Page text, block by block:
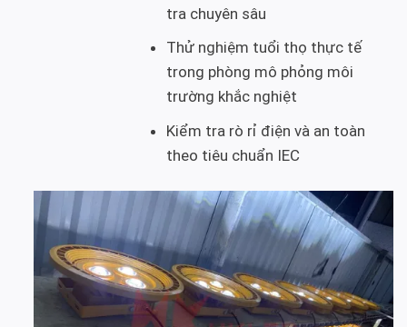
tra chuyên sâu
Thử nghiệm tuổi thọ thực tế
trong phòng mô phỏng môi
trường khắc nghiệt
Kiểm tra rò rỉ điện và an toàn
theo tiêu chuẩn IEC